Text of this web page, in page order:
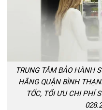
TRUNG TÂM BẢO HÀNH
HÃNG QUẬN BÌNH
TỐC, TỐI ƯU CHI PHÍ